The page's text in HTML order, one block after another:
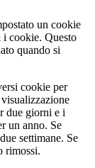
un cookie
i cookie. Questo
quando si
cookie per
due giorni e i
un anno. Se
settimane. Se
rimossi.